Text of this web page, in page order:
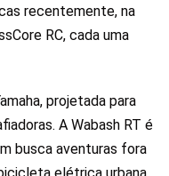
recentemente, na
RC, cada uma
projetada para
A Wabash RT é
busca aventuras fora
elétrica urbana